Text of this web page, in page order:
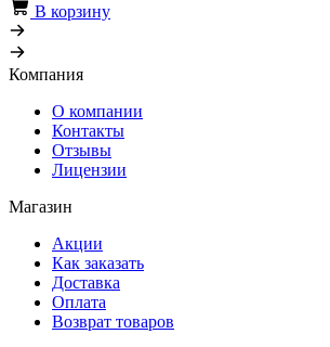
В корзину
Компания
О компании
Контакты
Отзывы
Лицензии
Магазин
Акции
Как заказать
Доставка
Оплата
Возврат товаров